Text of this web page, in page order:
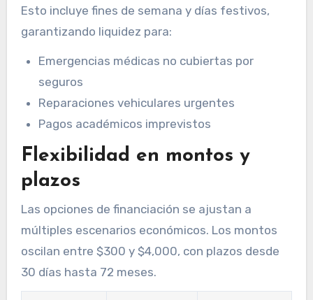
Esto incluye fines de semana y días festivos,
garantizando liquidez para:
Emergencias médicas no cubiertas por
seguros
Reparaciones vehiculares urgentes
Pagos académicos imprevistos
Flexibilidad en montos y
plazos
Las opciones de financiación se ajustan a
múltiples escenarios económicos. Los montos
oscilan entre $300 y $4,000, con plazos desde
30 días hasta 72 meses.